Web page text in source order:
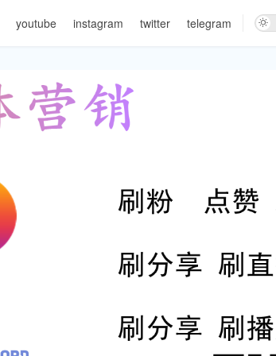
youtube instagram twitter telegram